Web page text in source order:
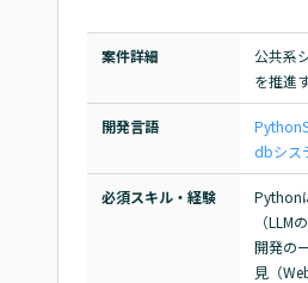
案件詳細
公共系
を推進
開発言語 Python
dbシス
必須スキル・経験
Python
（
開発の
見（